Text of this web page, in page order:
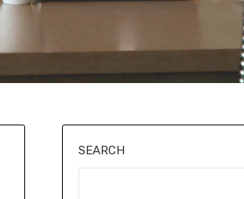
SEARCH